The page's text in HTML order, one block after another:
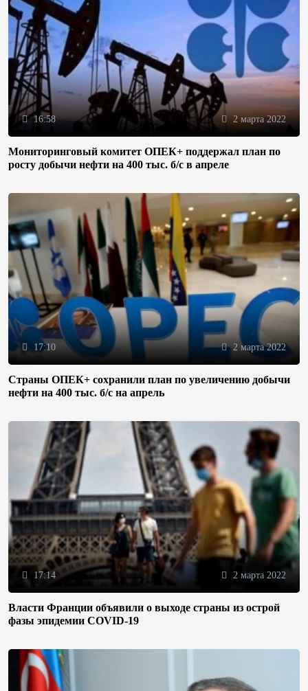
16:58 2 марта 2022
Мониторинговый комитет ОПЕК+ поддержал план по
росту добычи нефти на 400 тыс. б/с в апреле
17:10 2 марта 2022
Страны ОПЕК+ сохранили план по увеличению добычи
нефти на 400 тыс. б/с на апрель
17:14 2 марта 2022
Власти Франции объявили о выходе страны из острой
фазы эпидемии COVID-19